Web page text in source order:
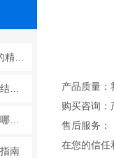
便携式红外线CO分析仪的精度如何？
冷光源植物培养箱的组成结构及作用分析
化验室细胞培养箱使用有哪些要求？箱体清洁如何进行？
南
产品质量：
购买咨询：
售后服务：
在您的信任